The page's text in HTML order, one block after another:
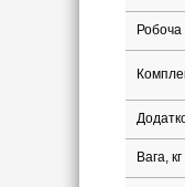
Вага, кг